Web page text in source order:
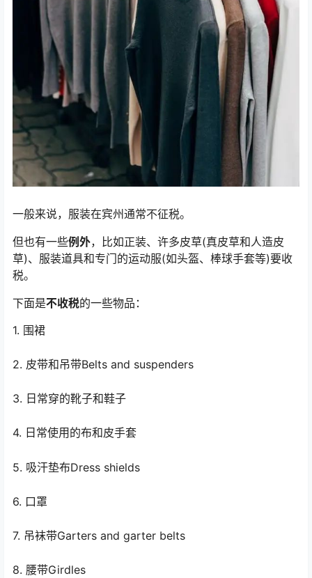
一般来说，服装在宾州通常不征税。
但也有一些例外，比如正装、许多皮草(真皮草和人造皮
草)、服装道具和专门的运动服(如头盔、棒球手套等)要收
税。
下面是不收税的一些物品：
1. 围裙
2. 皮带和吊带Belts and suspenders
3. 日常穿的靴子和鞋子
4. 日常使用的布和皮手套
5. 吸汗垫布Dress shields
6. 口罩
7. 吊袜带Garters and garter belts
8. 腰带Girdles